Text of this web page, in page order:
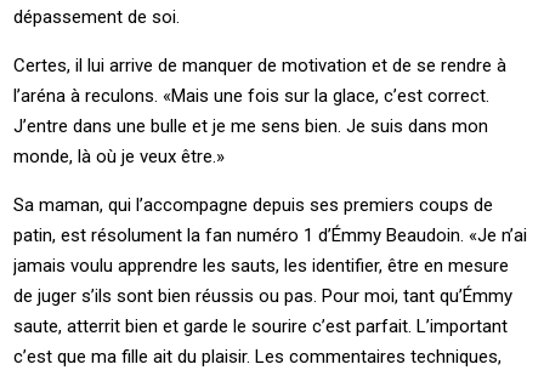
dépassement de soi.
Certes, il lui arrive de manquer de motivation et de se rendre à
l’aréna à reculons. «Mais une fois sur la glace, c’est correct.
J’entre dans une bulle et je me sens bien. Je suis dans mon
monde, là où je veux être.»
Sa maman, qui l’accompagne depuis ses premiers coups de
patin, est résolument la fan numéro 1 d’Émmy Beaudoin. «Je n’ai
jamais voulu apprendre les sauts, les identifier, être en mesure
de juger s’ils sont bien réussis ou pas. Pour moi, tant qu’Émmy
saute, atterrit bien et garde le sourire c’est parfait. L’important
c’est que ma fille ait du plaisir. Les commentaires techniques,